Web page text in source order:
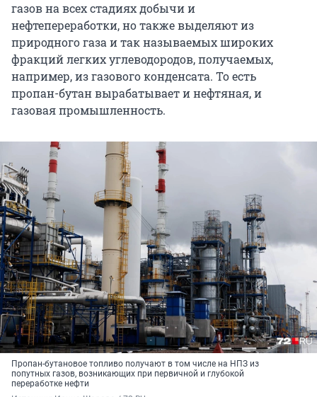
газов на всех стадиях добычи и
нефтепереработки, но также выделяют из
природного газа и так называемых широких
фракций легких углеводородов, получаемых,
например, из газового конденсата. То есть
пропан-бутан вырабатывает и нефтяная, и
газовая промышленность.
Пропан-бутановое топливо получают в том числе на НПЗ из
попутных газов, возникающих при первичной и глубокой
переработке нефти